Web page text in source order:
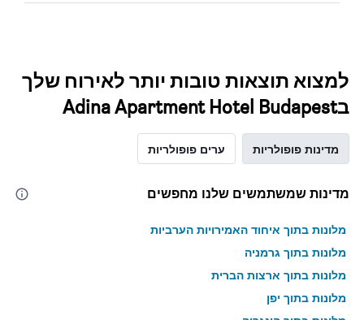
למצוא תוצאות טובות יותר לאירוח שלך
בAdina Apartment Hotel Budapest
מדינות פופולריות ערים פופולריות
מדינות שמשתמשים שלנו מחפשים
מלונות בתוך איחוד האמירויות הערביות
מלונות בתוך גרמניה
מלונות בתוך ארצות הברית
מלונות בתוך יפן